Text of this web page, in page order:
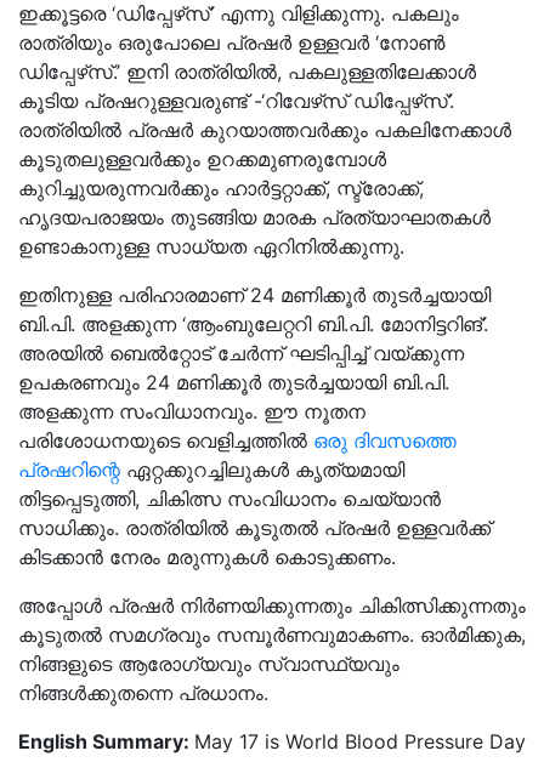
ഇക്കൂട്ടരെ ‘ഡിപ്പേഴ്‌സ്‌’ എന്നു വിളിക്കുന്നു. പകലും
രാത്രിയും ഒരുപോലെ പ്രഷർ ഉള്ളവർ ‘നോൺ
ഡിപ്പേഴ്‌സ്‌.’ ഇനി രാത്രിയിൽ, പകലുള്ളതിലേക്കാൾ
കൂടിയ പ്രഷറുള്ളവരുണ്ട്‌ -‘റിവേഴ്‌സ്‌ ഡിപ്പേഴ്‌സ്‌’.
രാത്രിയിൽ പ്രഷർ കുറയാത്തവർക്കും പകലിനേക്കാൾ
കൂടുതലുള്ളവർക്കും ഉറക്കമുണരുമ്പോൾ
കുറിച്ചുയരുന്നവർക്കും ഹാർട്ടറ്റാക്ക്‌, സ്ട്രോക്ക്‌,
ഹൃദയപരാജയം തുടങ്ങിയ മാരക പ്രത്യാഘാതകൾ
ഉണ്ടാകാനുള്ള സാധ്യത ഏറിനിൽക്കുന്നു.
ഇതിനുള്ള പരിഹാരമാണ്‌ 24 മണിക്കൂർ തുടർച്ചയായി
ബി.പി. അളക്കുന്ന ‘ആംബുലേറ്ററി ബി.പി. മോനിട്ടറിങ്’.
അരയിൽ ബെൽറ്റോട്‌ ചേർന്ന്‌ ഘടിപ്പിച്ച്‌ വയ്ക്കുന്ന
ഉപകരണവും 24 മണിക്കൂർ തുടർച്ചയായി ബി.പി.
അളക്കുന്ന സംവിധാനവും. ഈ നൂതന
പരിശോധനയുടെ വെളിച്ചത്തിൽ ഒരു ദിവസത്തെ
പ്രഷറിന്റെ ഏറ്റക്കുറച്ചിലുകൾ കൃത്യമായി
തിട്ടപ്പെടുത്തി, ചികിത്സ സംവിധാനം ചെയ്യാൻ
സാധിക്കും. രാത്രിയിൽ കൂടുതൽ പ്രഷർ ഉള്ളവർക്ക്‌
കിടക്കാൻ നേരം മരുന്നുകൾ കൊടുക്കണം.
അപ്പോൾ പ്രഷർ നിർണയിക്കുന്നതും ചികിത്സിക്കുന്നതും
കൂടുതൽ സമഗ്രവും സമ്പൂർണവുമാകണം. ഓർമിക്കുക,
നിങ്ങളുടെ ആരോഗ്യവും സ്വാസ്ഥ്യവും
നിങ്ങൾക്കുതന്നെ പ്രധാനം.
English Summary: May 17 is World Blood Pressure Day